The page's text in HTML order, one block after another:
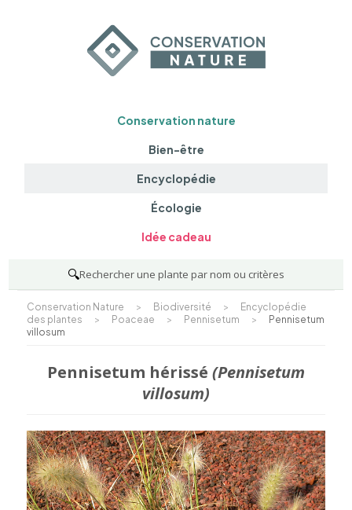
Conservation nature
Bien-être
Encyclopédie
Écologie
Idée cadeau
🔍Rechercher une plante par nom ou critères
Conservation Nature > Biodiversité >
Encyclopédie
des plantes
> Poaceae > Pennisetum >
Pennisetum
villosum
Pennisetum hérissé (Pennisetum
villosum)